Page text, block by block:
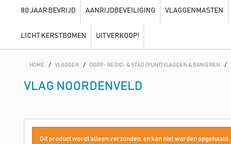
80 JAAR BEVRIJD AANRIJDBEVEILIGING VLAGGENMASTEN
LICHT KERSTBOMEN UITVERKOOP!
HOME / VLAGGEN / DORP- REGIO- & STAD (PUNT)VLAGGEN & BANIEREN /
VLAG NOORDENVELD
Dit product wordt alleen verzonden, en kan niet worden opgehaald.